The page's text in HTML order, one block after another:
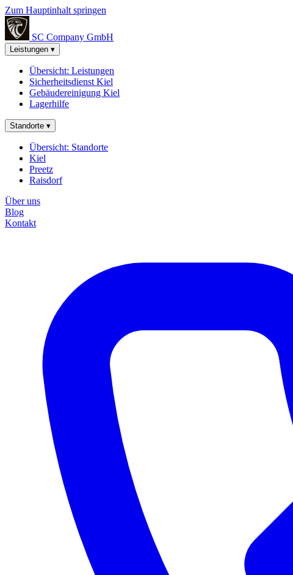
Zum Hauptinhalt springen
SC Company GmbH
Leistungen ▾
Übersicht: Leistungen
Sicherheitsdienst Kiel
Gebäudereinigung Kiel
Lagerhilfe
Standorte ▾
Übersicht: Standorte
Kiel
Preetz
Raisdorf
Über uns
Blog
Kontakt